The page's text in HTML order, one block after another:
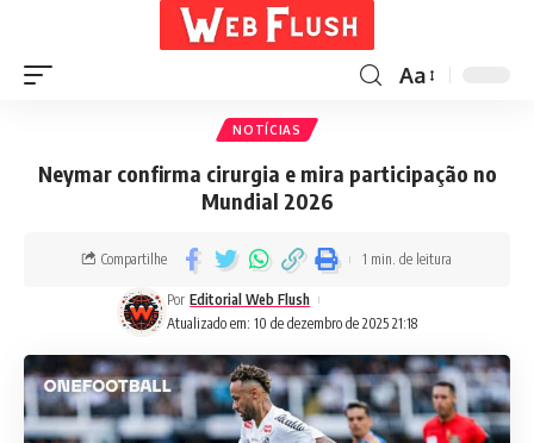
Aa
NOTÍCIAS
Neymar confirma cirurgia e mira participação no
Mundial 2026
Atualizado em: 10 de dezembro de 2025 21:18
Por Editorial Web Flush
Compartilhe 1 min. de leitura